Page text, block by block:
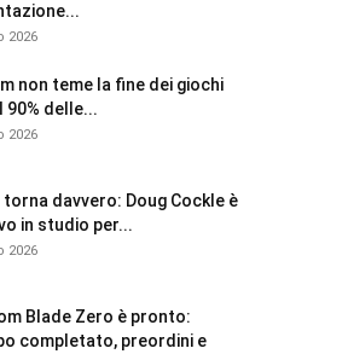
2026
non teme la fine dei giochi
90% delle...
2026
davvero: Doug Cockle è
in studio per...
2026
Blade Zero è pronto:
completato, preordini e